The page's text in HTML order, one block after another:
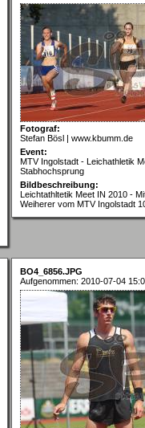
Fotograf:
Stefan Bösl | www.kbumm.de
Event:
MTV Ingolstadt - Leichathletik
Stabhochsprung
Bildbeschreibung:
Leichtathltetik Meet IN 2010 -
Weiherer vom MTV Ingolstadt
BO4_6856.JPG
Aufgenommen: 2010-07-04